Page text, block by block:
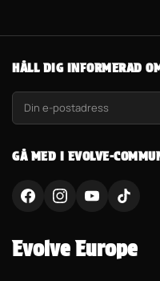
HÅLL DIG INFORMERAD
GÅ MED I EVOLVE-
Evolve Europe